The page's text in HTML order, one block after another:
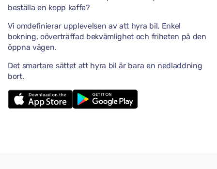
beställa en kopp kaffe?
Vi omdefinierar upplevelsen av att hyra bil. Enkel
bokning, oöverträffad bekvämlighet och friheten på den
öppna vägen.
Det smartare sättet att hyra bil är bara en nedladdning
bort.